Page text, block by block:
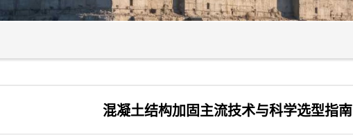
混凝土结构加固主流技术与科学选型指南